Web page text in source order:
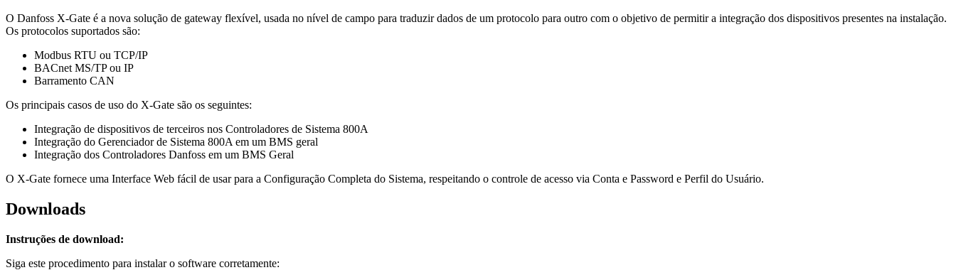
O Danfoss X-Gate é a nova solução de gateway flexível, usada no nível de campo para traduzir dados de um protocolo para outro com o objetivo de permitir a integração dos dispositivos presentes na instalação.
Os protocolos suportados são:
Modbus RTU ou TCP/IP
BACnet MS/TP ou IP
Barramento CAN
Os principais casos de uso do X-Gate são os seguintes:
Integração de dispositivos de terceiros nos Controladores de Sistema 800A
Integração do Gerenciador de Sistema 800A em um BMS geral
Integração dos Controladores Danfoss em um BMS Geral
O X-Gate fornece uma Interface Web fácil de usar para a Configuração Completa do Sistema, respeitando o controle de acesso via Conta e Password e Perfil do Usuário.
Downloads
Instruções de download:
Siga este procedimento para instalar o software corretamente: